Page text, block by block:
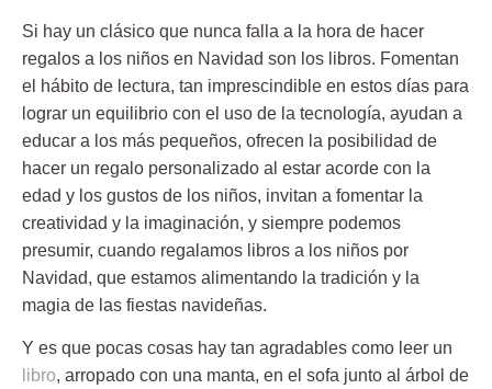
Si hay un clásico que nunca falla a la hora de hacer
regalos a los niños en Navidad son los libros. Fomentan
el hábito de lectura, tan imprescindible en estos días para
lograr un equilibrio con el uso de la tecnología, ayudan a
educar a los más pequeños, ofrecen la posibilidad de
hacer un regalo personalizado al estar acorde con la
edad y los gustos de los niños, invitan a fomentar la
creatividad y la imaginación, y siempre podemos
presumir, cuando regalamos libros a los niños por
Navidad, que estamos alimentando la tradición y la
magia de las fiestas navideñas.
Y es que pocas cosas hay tan agradables como leer un
libro, arropado con una manta, en el sofa junto al árbol de